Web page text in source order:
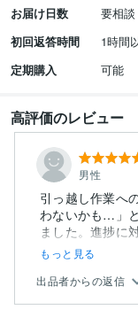
お届け日数
要相談
初回返答時間
1時間
定期購入
可能
高評価のレビュー
男性
引っ越し作業へ
わないかも…」
ました。進捗に
もっと見る
出品者からの返信